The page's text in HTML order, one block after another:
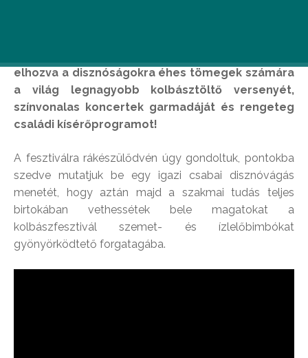
elhozva a disznóságokra éhes tömegek számára
a világ legnagyobb kolbásztöltő versenyét,
színvonalas koncertek garmadáját és rengeteg
családi kísérőprogramot!
A fesztiválra rákészülődvén úgy gondoltuk, pontokba
szedve mutatjuk be egy igazi csabai disznóvágás
menetét, hogy aztán majd a szakmai tudás teljes
birtokában vethessétek bele magatokat a
kolbászfesztivál szemet- és ízlelőbimbókat
gyönyörködtető forgatagába.